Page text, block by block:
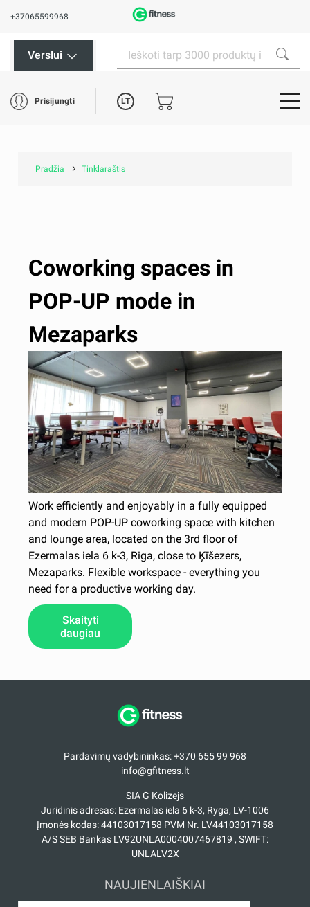
+37065599968
Verslui
Prisijungti LT
Pradžia Tinklaraštis
Coworking spaces in
POP-UP mode in
Mezaparks
Work efficiently and enjoyably in a fully equipped
and modern POP-UP coworking space with kitchen
and lounge area, located on the 3rd floor of
Ezermalas iela 6 k-3, Riga, close to Ķīšezers,
Mezaparks. Flexible workspace - everything you
need for a productive working day.
Skaityti
daugiau
Pardavimų vadybininkas: +370 655 99 968
info@gfitness.lt
SIA G Kolizejs
Juridinis adresas: Ezermalas iela 6 k-3, Ryga, LV-1006
Įmonės kodas: 44103017158 PVM Nr. LV44103017158
A/S SEB Bankas LV92UNLA0004007467819 , SWIFT:
UNLALV2X
NAUJIENLAIŠKIAI